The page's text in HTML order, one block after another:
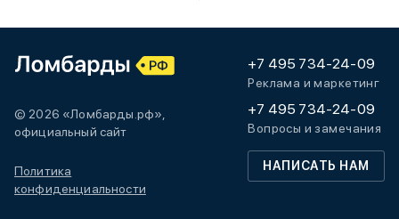
© 2026 «Ломбарды.рф»,
официальный сайт
Политика
конфиденциальности
+7 495 734-24-09
Реклама и маркетинг
+7 495 734-24-09
Вопросы и замечания
НАПИСАТЬ НАМ